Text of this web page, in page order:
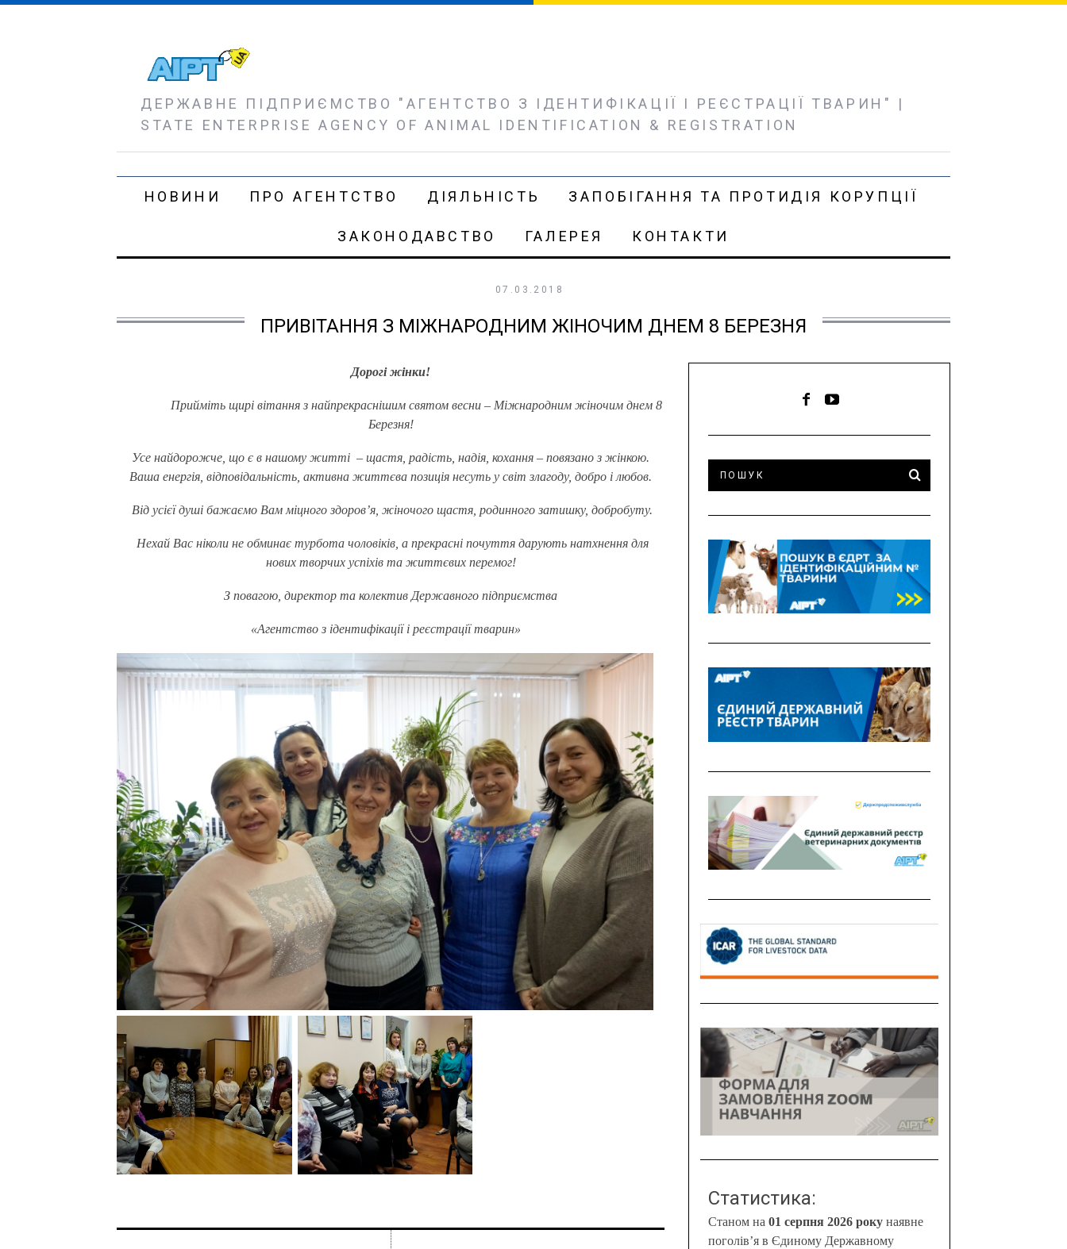
ДЕРЖАВНЕ ПІДПРИЄМСТВО "АГЕНТСТВО З ІДЕНТИФІКАЦІЇ І РЕЄСТРАЦІЇ ТВАРИН" |
STATE ENTERPRISE AGENCY OF ANIMAL IDENTIFICATION & REGISTRATION
НОВИНИ ПРО АГЕНТСТВО ДІЯЛЬНІСТЬ ЗАПОБІГАННЯ ТА ПРОТИДІЯ КОРУПЦІЇ
ЗАКОНОДАВСТВО ГАЛЕРЕЯ КОНТАКТИ
07.03.2018
ПРИВІТАННЯ З МІЖНАРОДНИМ ЖІНОЧИМ ДНЕМ 8 БЕРЕЗНЯ
Дорогі жінки!
Прийміть щирі вітання з найпрекраснішим святом весни – Міжнародним жіночим днем 8
Березня!
Усе найдорожче, що є в нашому житті – щастя, радість, надія, кохання – повязано з жінкою.
Ваша енергія, відповідальність, активна життєва позиція несуть у світ злагоду, добро і любов.
Від усієї душі бажаємо Вам міцного здоров’я, жіночого щастя, родинного затишку, добробуту.
Нехай Вас ніколи не обминає турбота чоловіків, а прекрасні почуття дарують натхнення для
нових творчих успіхів та життєвих перемог!
З повагою, директор та колектив Державного підприємства
«Агентство з ідентифікації і реєстрації тварин»
Статистика:
Станом на 01 серпня 2026 року наявне
поголів’я в Єдиному Державному